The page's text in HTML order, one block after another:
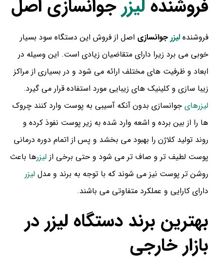
فروشنده لیزرجوانسازی اصل
فروشنده لیزر جوانسازی اصل از فروش این دستگاه سود بسیار
خوبی می برد زیرا دارای متقاضیان زیادی است. این وسیله در
ابعاد و ظرفیت های مختلف ارائه می شود و در بسیاری از مراکز
زیبا سازی و کلینیک های زیبایی مورد استفاده قرار می گیرد.
لیزرهای جوانسازی بدون آنکه آسیبی به پوست وارد کنند چروک
ها را از بین برده و اشعه وارد شده به زیر پوست نفوذ کرده و
روند تولید کلاژن را بهبود می بخشد و پس از اتمام دوره درمانی
پوست لطیف تر و صاف تر می شود و حتی برخی از لیزرها باعث
روشن تر پوست نیز می شوند که با توجه به برند و مدل لیزر
دارای کارایی و عملکرد متفاوتی می باشند.
بهترین برند دستگاه لیزر در
بازار خارجی